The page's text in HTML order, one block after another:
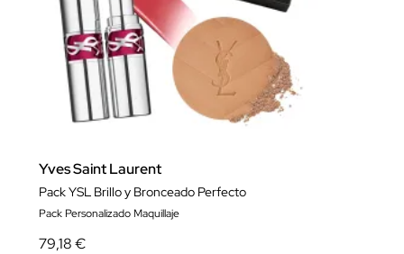
Yves Saint Laurent
Pack YSL Brillo y Bronceado Perfecto
Pack Personalizado Maquillaje
79,18 €